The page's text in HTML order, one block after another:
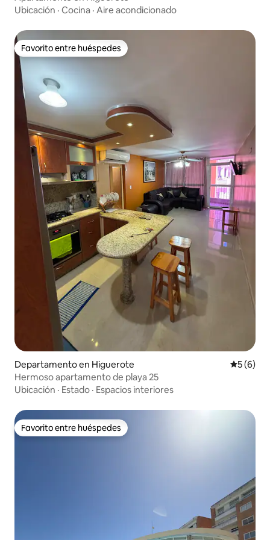
Ubicación · Cocina · Aire acondicionado
Favorito entre huéspedes
Favorito entre huéspedes
Departamento en Higuerote
5 (6)
Hermoso apartamento de playa 25
Ubicación · Estado · Espacios interiores
Favorito entre huéspedes
Favorito entre huéspedes